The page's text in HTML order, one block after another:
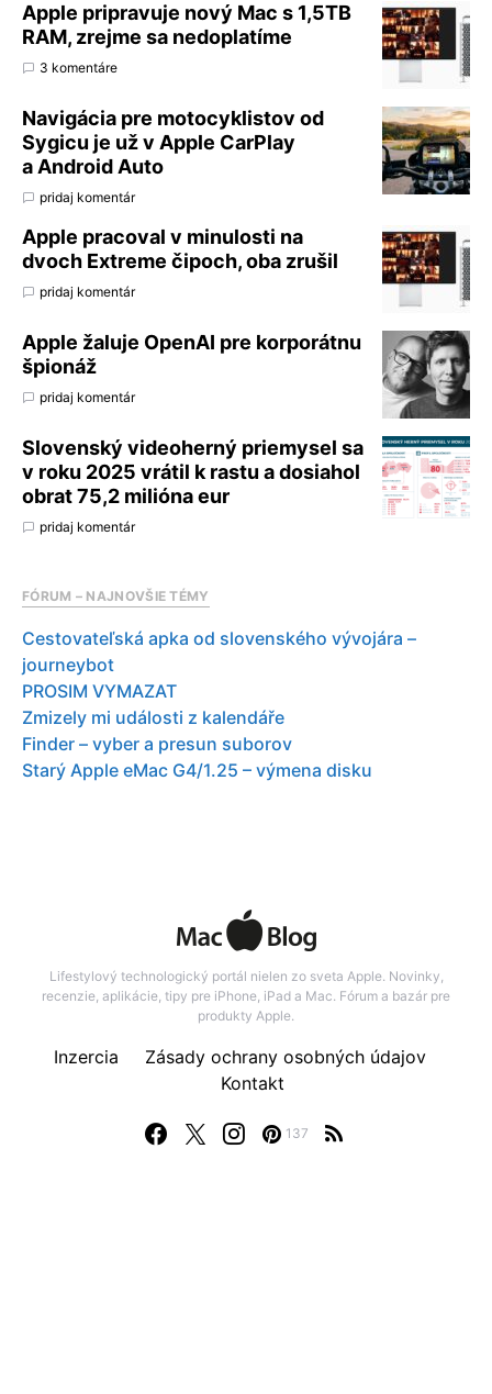
Apple pripravuje nový Mac s 1,5TB
RAM, zrejme sa nedoplatíme
3 komentáre
Navigácia pre motocyklistov od
Sygicu je už v Apple CarPlay
a Android Auto
pridaj komentár
Apple pracoval v minulosti na
dvoch Extreme čipoch, oba zrušil
pridaj komentár
Apple žaluje OpenAI pre korporátnu
špionáž
pridaj komentár
Slovenský videoherný priemysel sa
v roku 2025 vrátil k rastu a dosiahol
obrat 75,2 milióna eur
pridaj komentár
FÓRUM – NAJNOVŠIE TÉMY
Cestovateľská apka od slovenského vývojára –
journeybot
PROSIM VYMAZAT
Zmizely mi události z kalendáře
Finder – vyber a presun suborov
Starý Apple eMac G4/1.25 – výmena disku
Lifestylový technologický portál nielen zo sveta Apple. Novinky,
recenzie, aplikácie, tipy pre iPhone, iPad a Mac. Fórum a bazár pre
produkty Apple.
137
Inzercia
Zásady ochrany osobných údajov
Kontakt